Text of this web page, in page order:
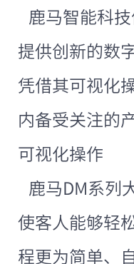
鹿马智能科
提供创新的数
凭借其可视化
内备受关注的
可视化操作
鹿马DM系列
使客人能够轻
程更为简单、